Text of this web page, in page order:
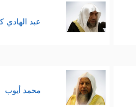
عبد الهادي
محمد أيوب